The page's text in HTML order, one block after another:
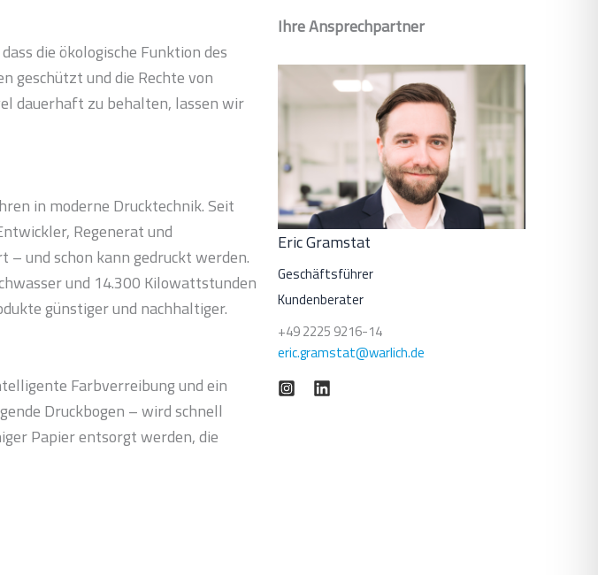
die ökologische Funktion des
geschützt und die Rechte von
dauerhaft zu behalten, lassen wir
in moderne Drucktechnik. Seit
Regenerat und
und schon kann gedruckt werden.
und 14.300 Kilowattstunden
günstiger und nachhaltiger.
Farbverreibung und ein
Druckbogen – wird schnell
Papier entsorgt werden, die
Ihre Ansprechpartner
Eric Gramstat
Geschäftsführer
Kundenberater
+49 2225 9216-14
eric.gramstat@warlich.de